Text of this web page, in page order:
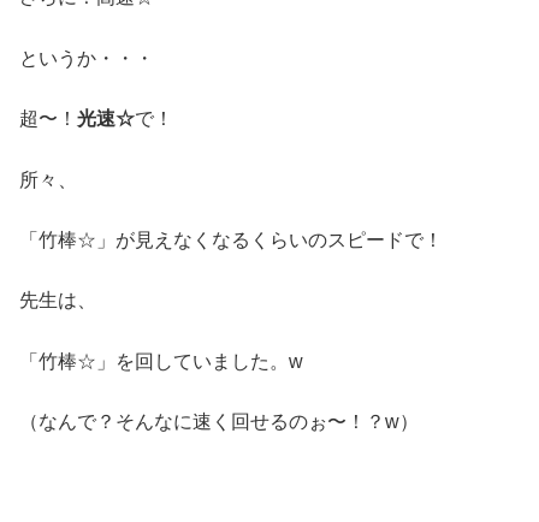
というか・・・
超〜！ 光速☆で！
所々、
「竹棒☆」が見えなくなるくらいのスピードで！
先生は、
「竹棒☆」を回していました。w
（なんで？そんなに速く回せるのぉ〜！？w）